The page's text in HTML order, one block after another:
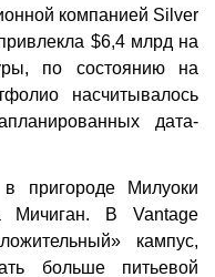
компанией Silver
$6,4 млрд на
по состоянию на
насчитывалось
дата-
пригороде Милуоки
Мичиган. В Vantage
кампус,
больше питьевой